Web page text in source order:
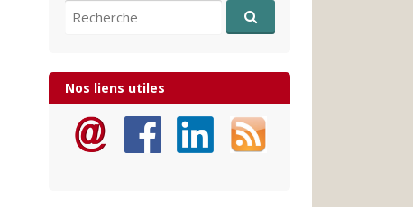
Recherche pour:
Nos liens utiles